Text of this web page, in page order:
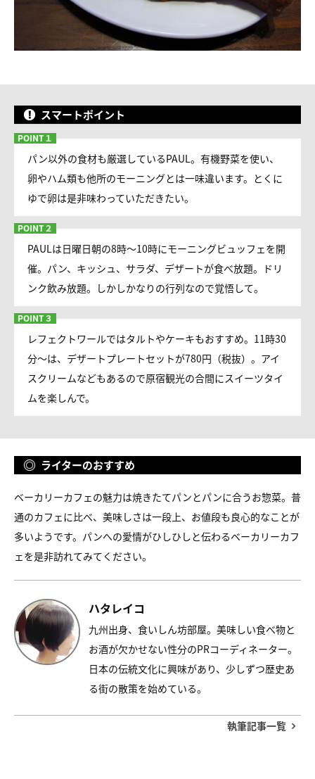
スマートポイント
パン以外の食材も厳選しているPAUL。有機野菜を使い、
卵やハム類も他所のモーニングとは一味違います。とくに
ゆで卵は是非味わっていただきたい。
PAULは日曜日朝の8時〜10時にモーニングビュッフェを開
催。パン、キッシュ、サラダ、デザートが食べ放題。ドリ
ンク飲み放題。しかしかなりの行列なので覚悟して。
レフェクトワールではタルトやケーキもおすすめ。11時30
分〜は、デザートプレートセットが780円（税抜）。アイ
スクリームなどもあるので原宿観光の合間にスイーツタイ
ムを楽しんで。
ライターのおすすめ
ベーカリーカフェの魅力は焼きたてパンとパンに合うお惣菜。普
通のカフェに比べ、美味しさは一段上、お値段も良心的なことが
多いようです。パンへの愛情がひしひしと伝わるベーカリーカフ
ェを是非訪れてみてください。
ハタレイコ
九州出身、食いしん坊部屋。美味しい食べ物と
お酒が欠かせない性分のPRコーディネーター。
日本の伝統文化に興味があり、少しずつ歴史あ
る街の散策を始めている。
執筆記事一覧